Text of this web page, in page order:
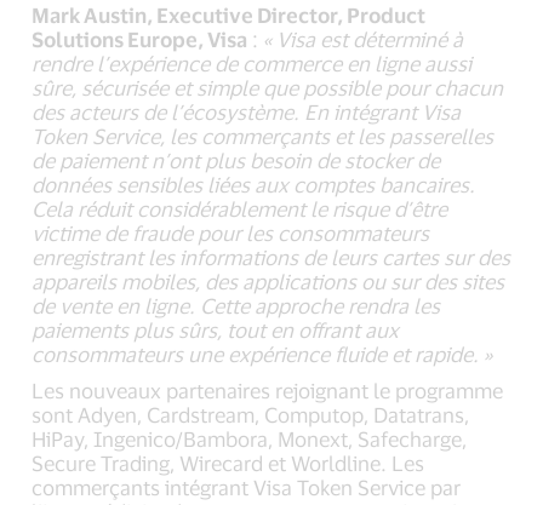
Mark Austin, Executive Director, Product
Solutions Europe, Visa : « Visa est déterminé à
rendre l’expérience de commerce en ligne aussi
sûre, sécurisée et simple que possible pour chacun
des acteurs de l’écosystème. En intégrant Visa
Token Service, les commerçants et les passerelles
de paiement n’ont plus besoin de stocker de
données sensibles liées aux comptes bancaires.
Cela réduit considérablement le risque d’être
victime de fraude pour les consommateurs
enregistrant les informations de leurs cartes sur des
appareils mobiles, des applications ou sur des sites
de vente en ligne. Cette approche rendra les
paiements plus sûrs, tout en offrant aux
consommateurs une expérience fluide et rapide. »
Les nouveaux partenaires rejoignant le programme
sont Adyen, Cardstream, Computop, Datatrans,
HiPay, Ingenico/Bambora, Monext, Safecharge,
Secure Trading, Wirecard et Worldline. Les
commerçants intégrant Visa Token Service par